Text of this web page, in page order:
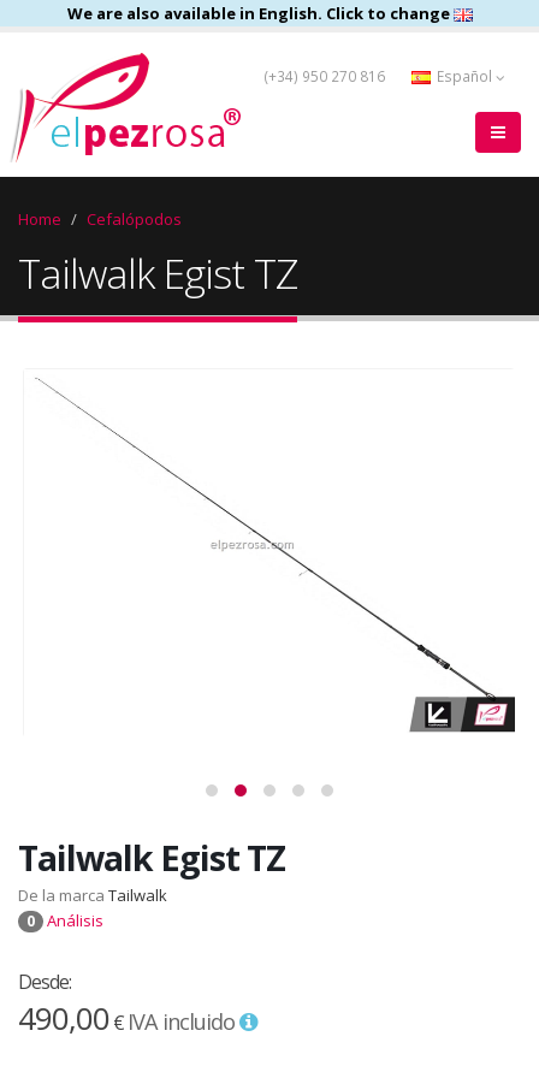
We are also available in English. Click to change
(+34) 950 270 816 Español
Home Cefalópodos
Tailwalk Egist TZ
Tailwalk Egist TZ
De la marca Tailwalk
0 Análisis
Desde:
490,00€ IVA incluido